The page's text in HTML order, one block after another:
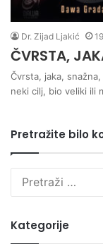
Dr. Zijad Ljakić
ČVRSTA,
Čvrsta, jaka,
neki cilj, bio veliki ili
Pretražite bilo
Kategorije